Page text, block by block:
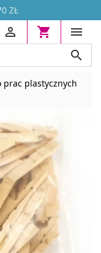
ZŁ




plastycznych